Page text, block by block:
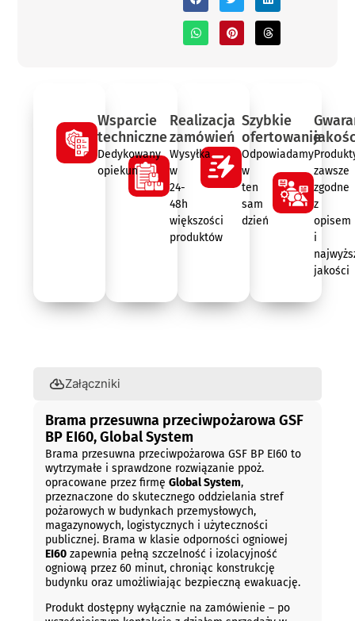
Wsparcie
techniczne
Dedykowany
opiekun
Realizacja
zamówień
Wysyłka
w
24-
48h
większości
produktów
Szybkie
ofertowanie
Odpowiadamy
w
ten
sam
dzień
zawsze
zgodne
z
opisem
i
jakości
Załączniki
Brama przesuwna przeciwpożarowa GSF
BP EI60, Global System
Brama przesuwna przeciwpożarowa GSF BP EI60 to
wytrzymałe i sprawdzone rozwiązanie ppoż.
opracowane przez firmę Global System,
przeznaczone do skutecznego oddzielania stref
pożarowych w budynkach przemysłowych,
magazynowych, logistycznych i użyteczności
publicznej. Brama w klasie odporności ogniowej
EI60zapewnia pełną szczelność i izolacyjność
ogniową przez 60 minut, chroniąc konstrukcję
budynku oraz umożliwiając bezpieczną ewakuację.
Produkt dostępny wyłącznie na zamówienie – po